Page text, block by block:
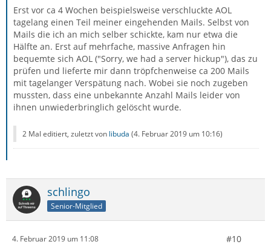
Erst vor ca 4 Wochen beispielsweise verschluckte AOL
tagelang einen Teil meiner eingehenden Mails. Selbst von
Mails die ich an mich selber schickte, kam nur etwa die
Hälfte an. Erst auf mehrfache, massive Anfragen hin
bequemte sich AOL ("Sorry, we had a server hickup"), das zu
prüfen und lieferte mir dann tröpfchenweise ca 200 Mails
mit tagelanger Verspätung nach. Wobei sie noch zugeben
mussten, dass eine unbekannte Anzahl Mails leider von
ihnen unwiederbringlich gelöscht wurde.
2 Mal editiert, zuletzt von libuda (4. Februar 2019 um 10:16)
schlingo
Senior-Mitglied
4. Februar 2019 um 11:08 #10